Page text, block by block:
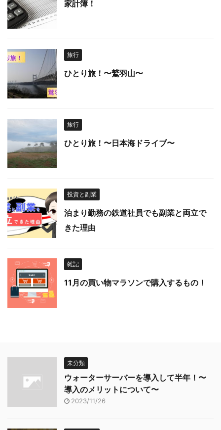
家計簿！
旅行
ひとり旅！〜鷲羽山〜
旅行
ひとり旅！〜日本海ドライブ〜
投資と副業
泊まり勤務の鉄道社員でも副業と両立で
きた理由
雑記
11月の買い物マラソンで購入するもの！
未分類
ウォーターサーバーを導入して半年！〜
導入のメリットについて〜
2023/11/26